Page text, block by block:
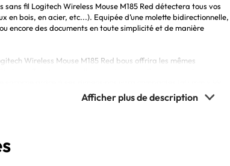
fil Logitech Wireless Mouse M185 Red détectera tous vos
bois, en acier, etc...). Equipée d’une molette bidirectionnelle,
encore des documents en toute simplicité et de manière
Wireless Mouse M185 Red bous offrira les mêmes